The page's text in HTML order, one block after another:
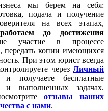
мы берем на себя:
подача и получение
на всех этапах,
до достижения
участие в процессе
передать копии имеющихся
При этом юрист всегда
через Личный
и получаете бесплатные
выполненных задачах.
отзывы наших
с нами.